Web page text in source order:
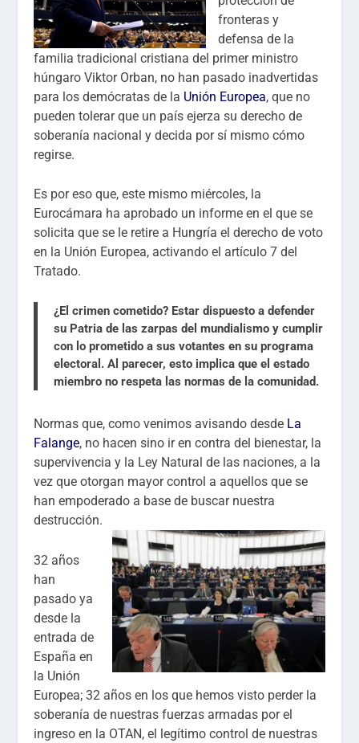
fronteras y
defensa de la
familia tradicional cristiana del primer ministro
húngaro Viktor Orban, no han pasado inadvertidas
para los demócratas de la Unión Europea, que no
pueden tolerar que un país ejerza su derecho de
soberanía nacional y decida por sí mismo cómo
regirse.
Es por eso que, este mismo miércoles, la
Eurocámara ha aprobado un informe en el que se
solicita que se le retire a Hungría el derecho de voto
en la Unión Europea, activando el artículo 7 del
Tratado.
¿El crimen cometido? Estar dispuesto a defender
su Patria de las zarpas del mundialismo y cumplir
con lo prometido a sus votantes en su programa
electoral. Al parecer, esto implica que el estado
miembro no respeta las normas de la comunidad.
Normas que, como venimos avisando desde La
Falange, no hacen sino ir en contra del bienestar, la
supervivencia y la Ley Natural de las naciones, a la
vez que otorgan mayor control a aquellos que se
han empoderado a base de buscar nuestra
destrucción.
32 años
han
pasado ya
desde la
entrada de
España en
la Unión
Europea; 32 años en los que hemos visto perder la
soberanía de nuestras fuerzas armadas por el
ingreso en la OTAN, el legítimo control de nuestras